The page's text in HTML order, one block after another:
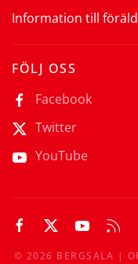
Information till
FÖLJ OSS
Facebook
Twitter
YouTube
© 2026 BERGSALA |